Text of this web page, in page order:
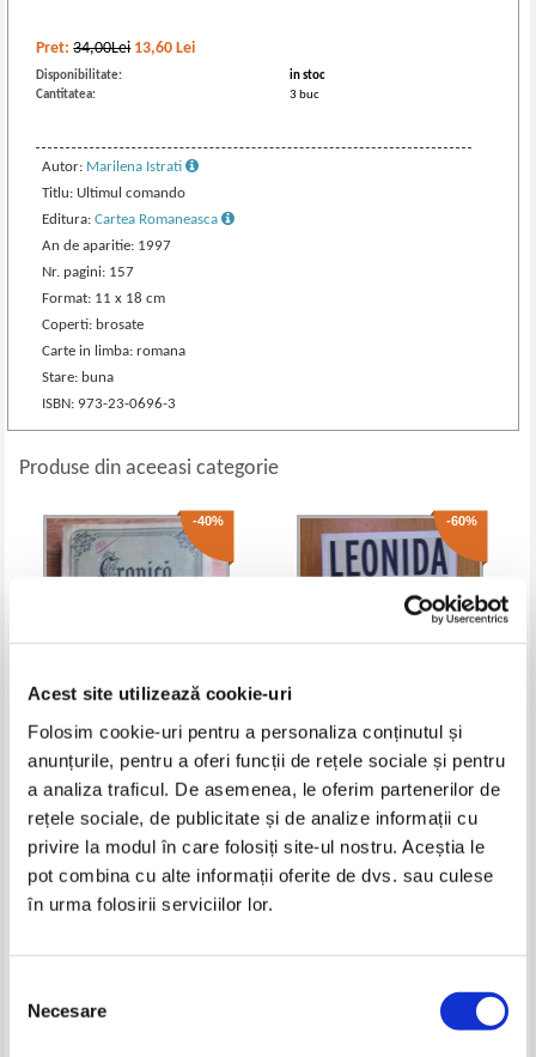
Acest site utilizează cookie-uri
Folosim cookie-uri pentru a personaliza conținutul și
anunțurile, pentru a oferi funcții de rețele sociale și pentru
a analiza traficul. De asemenea, le oferim partenerilor de
rețele sociale, de publicitate și de analize informații cu
privire la modul în care folosiți site-ul nostru. Aceștia le
pot combina cu alte informații oferite de dvs. sau culese
în urma folosirii serviciilor lor.
consimțământului
Necesare
Pret:34,00Lei 13,60 Lei
Disponibilitate:
in stoc
Cantitatea:
3 buc
Autor: Marilena Istrati
Titlu: Ultimul comando
Editura:Cartea Romaneasca
An de aparitie: 1997
Nr. pagini: 157
Format: 11 x 18 cm
Coperti: brosate
Carte in limba: romana
Stare: buna
ISBN: 973-23-0696-3
Produse din aceeasi categorie
-40%
familie
Pret:18,00Lei 10,80 Lei
Adaugă în coș
-60%
pietrei nevazute
Pret:34,00Lei 13,60 Lei
Adaugă în coș